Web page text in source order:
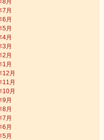
8月
7月
6月
5月
4月
3月
2月
1月
12月
11月
10月
9月
8月
7月
6月
5月